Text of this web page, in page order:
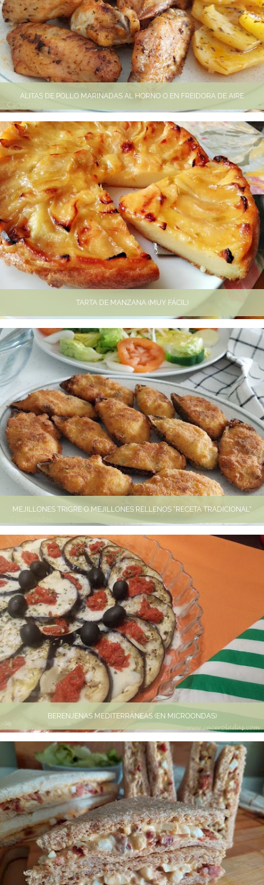
ALITAS DE POLLO MARINADAS AL HORNO O EN FREIDORA DE AIRE
TARTA DE MANZANA (MUY FÁCIL)
MEJILLONES TRIGRE O MEJILLONES RELLENOS "RECETA TRADICIONAL"
BERENJENAS MEDITERRÁNEAS (EN MICROONDAS)